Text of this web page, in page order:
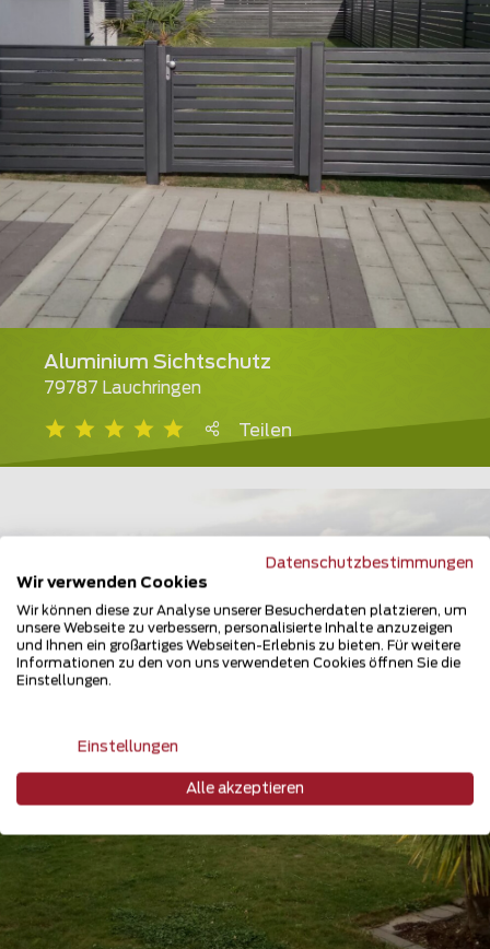
Aluminium Sichtschutz
79787 Lauchringen
Teilen
Datenschutzbestimmungen
Wir verwenden Cookies
Wir können diese zur Analyse unserer Besucherdaten platzieren, um
unsere Webseite zu verbessern, personalisierte Inhalte anzuzeigen
und Ihnen ein großartiges Webseiten-Erlebnis zu bieten. Für weitere
Informationen zu den von uns verwendeten Cookies öffnen Sie die
Einstellungen.
Einstellungen
Alle akzeptieren